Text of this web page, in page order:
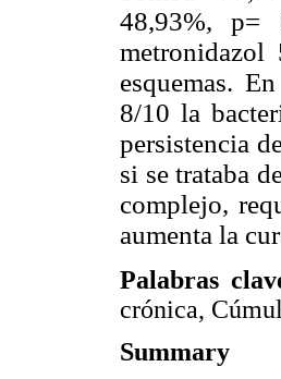
48,93%, p=
esquemas.
8/10 la
persistencia
si se trataba
complejo,
aumenta la
Palabras
crónica,
Summary